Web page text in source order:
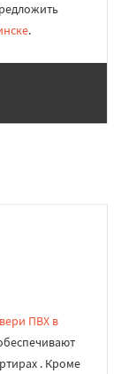
.
ПВХ в
. Кроме